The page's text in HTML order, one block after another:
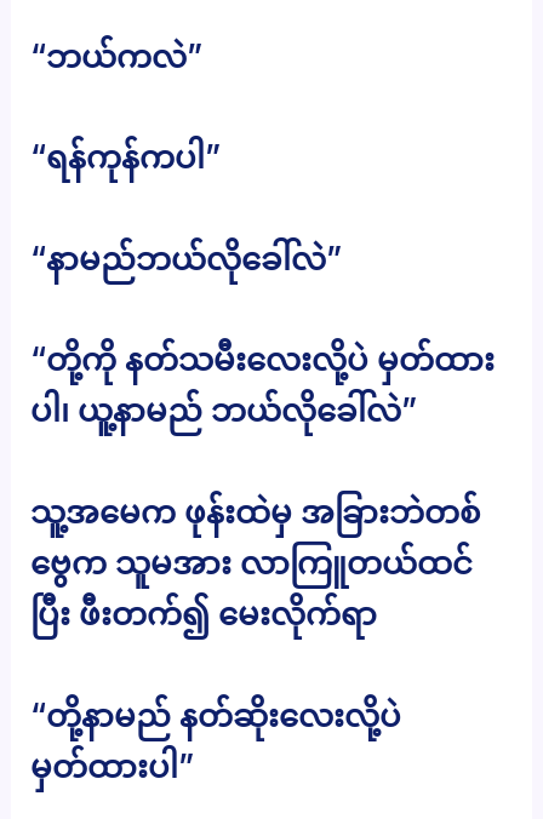
“ဘယ်ကလဲ”
“ရန်ကုန်ကပါ”
“နာမည်ဘယ်လိုခေါ်လဲ”
“တို့ကို နတ်သမီးလေးလို့ပဲ မှတ်ထား
ပါ၊ ယူ့နာမည် ဘယ်လိုခေါ်လဲ”
သူ့အမေက ဖုန်းထဲမှ အခြားဘဲတစ်
ဗွေက သူမအား လာကြူတယ်ထင်
ပြီး ဖီးတက်၍ မေးလိုက်ရာ
“တို့နာမည် နတ်ဆိုးလေးလို့ပဲ
မှတ်ထားပါ”